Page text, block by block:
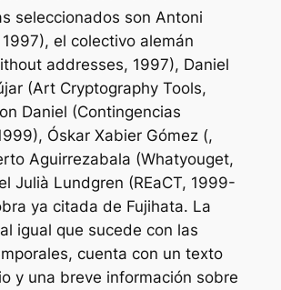
seleccionados son Antoni
el colectivo alemán
addresses, 1997), Daniel
(Art Cryptography Tools,
Daniel (Contingencias
Óskar Xabier Gómez (,
Aguirrezabala (Whatyouget,
Julià Lundgren (REaCT, 1999-
ya citada de Fujihata. La
igual que sucede con las
cuenta con un texto
y una breve información sobre